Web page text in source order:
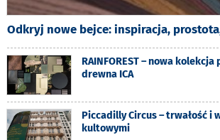
Odkryj nowe bejce: inspiracja,
RAINFOREST – nowa
drewna ICA
Piccadilly Circus – trwałość i
kultowymi